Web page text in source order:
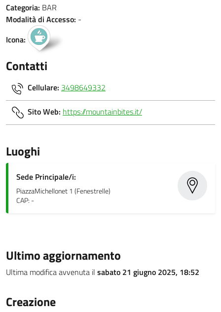
Categoria: BAR
Modalità di Accesso: -
Icona:
Contatti
Cellulare: 3498649332
Sito Web: https://mountainbites.it/
Luoghi
Sede Principale/i:
PiazzaMichellonet 1 (Fenestrelle)
CAP: -
Ultimo aggiornamento
Ultima modifica avvenuta il sabato 21 giugno 2025, 18:52
Creazione